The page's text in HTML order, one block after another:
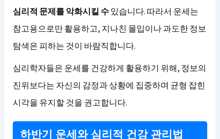
심리적 문제를 악화시킬 수있습니다. 따라서 운세는
참고용으로만 활용하고, 지나친 몰입이나 과도한 정보
탐색은 피하는 것이 바람직합니다.
심리학자들은 운세를 건강하게 활용하기 위해, 정보의
진위보다는 자신의 감정과 상황에 집중하며 균형 잡힌
시각을 유지할 것을 권고합니다.
하반기 운세와 심리적 건강 관리법